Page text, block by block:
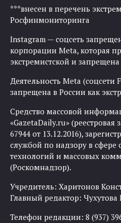
***внесен в перечень
Росфинмониторинга
Instagram — соцсеть
корпорации Meta, которая
экстремистской и запрещена
Деятельность Meta (соцсети
запрещена в России как
Средство массовой
«GazetaDaily.ru»
67944 от 13.12.2016),
службой по надзору в
технологий и массовых
(Роскомнадзор).
Учредитель: Харитонов
Главный редактор:
Телефон редакции: 8 (937)